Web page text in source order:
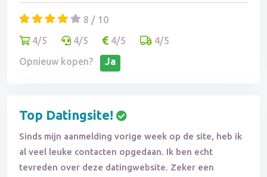
8 / 10
4/5
4/5 4/5
4/5
Opnieuw kopen?
Ja
Top Datingsite!
Sinds mijn aanmelding vorige week op de site, heb ik
al veel leuke contacten opgedaan. Ik ben echt
tevreden over deze datingwebsite. Zeker een